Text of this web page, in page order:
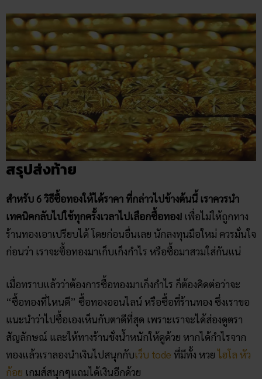
สรุปส่งท้าย
สำหรับ 6 วิธีซื้อทองให้ได้ราคา ที่กล่าวไปข้างต้นนี้ เราควรนำ
เทคนิคกลับไปใช้ทุกครั้งเวลาไปเลือกซื้อทอง! เพื่อไม่ให้ถูกทาง
ร้านทองเอาเปรียบได้ โดยก่อนอื่นเลย นักลงทุนมือใหม่ ควรมั่นใจ
ก่อนว่า เราจะซื้อทองมาเก็บเก็งกำไร หรือซื้อมาสวมใส่กันแน่
เมื่อทราบแล้วว่าต้องการซื้อทองมาเก็งกำไร ก็ต้องคิดต่อว่าจะ
“ซื้อทองที่ไหนดี” ซื้อทองออนไลน์ หรือซื้อที่ร้านทอง ซึ่งเราขอ
แนะนำว่าไปซื้อเองเห็นกับตาดีที่สุด เพราะเราจะได้ส่องดูตรา
สัญลักษณ์ และให้ทางร้านชั่งน้ำหนักให้ดูด้วย หากได้กำไรจาก
ทองแล้วเราลองนำเงินไปสนุกกับเว็บ tode ที่มีทั้ง หวยไฮโล หัว
ก้อย เกมส์สนุกๆแถมได้เงินอีกด้วย